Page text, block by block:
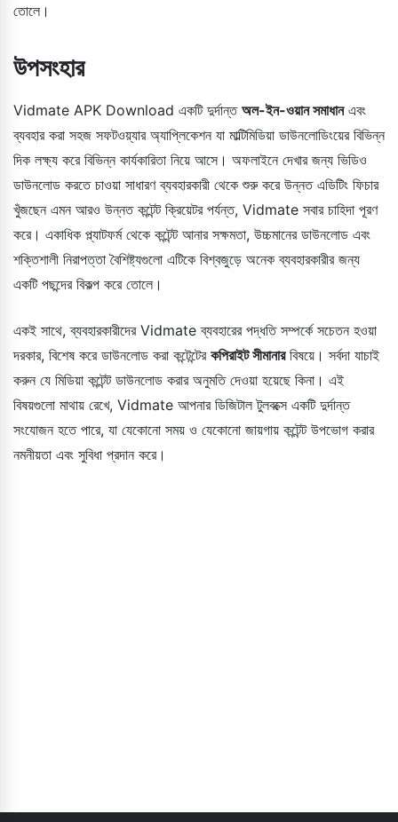
তোলে।
উপসংহার
Vidmate APK Download একটি দুর্দান্ত অল-ইন-ওয়ান সমাধানএবং
ব্যবহার করা সহজ সফটওয়্যার অ্যাপ্লিকেশন যা মাল্টিমিডিয়া ডাউনলোডিংয়ের বিভিন্ন
দিক লক্ষ্য করে বিভিন্ন কার্যকারিতা নিয়ে আসে। অফলাইনে দেখার জন্য ভিডিও
ডাউনলোড করতে চাওয়া সাধারণ ব্যবহারকারী থেকে শুরু করে উন্নত এডিটিং ফিচার
খুঁজছেন এমন আরও উন্নত কন্টেন্ট ক্রিয়েটর পর্যন্ত, Vidmate সবার চাহিদা পূরণ
করে। একাধিক প্ল্যাটফর্ম থেকে কন্টেন্ট আনার সক্ষমতা, উচ্চমানের ডাউনলোড এবং
শক্তিশালী নিরাপত্তা বৈশিষ্ট্যগুলো এটিকে বিশ্বজুড়ে অনেক ব্যবহারকারীর জন্য
একটি পছন্দের বিকল্প করে তোলে।
একই সাথে, ব্যবহারকারীদের Vidmate ব্যবহারের পদ্ধতি সম্পর্কে সচেতন হওয়া
দরকার, বিশেষ করে ডাউনলোড করা কন্টেন্টের কপিরাইট সীমানারবিষয়ে। সর্বদা যাচাই
করুন যে মিডিয়া কন্টেন্ট ডাউনলোড করার অনুমতি দেওয়া হয়েছে কিনা। এই
বিষয়গুলো মাথায় রেখে, Vidmate আপনার ডিজিটাল টুলবক্সে একটি দুর্দান্ত
সংযোজন হতে পারে, যা যেকোনো সময় ও যেকোনো জায়গায় কন্টেন্ট উপভোগ করার
নমনীয়তা এবং সুবিধা প্রদান করে।